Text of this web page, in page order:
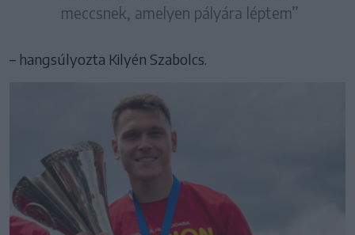
meccsnek, amelyen pályára léptem”
– hangsúlyozta Kilyén Szabolcs.